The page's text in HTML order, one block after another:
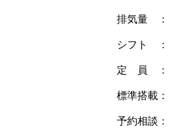
排気量 ：
シフト ：
定 員 ：
標準搭載：
予約相談：